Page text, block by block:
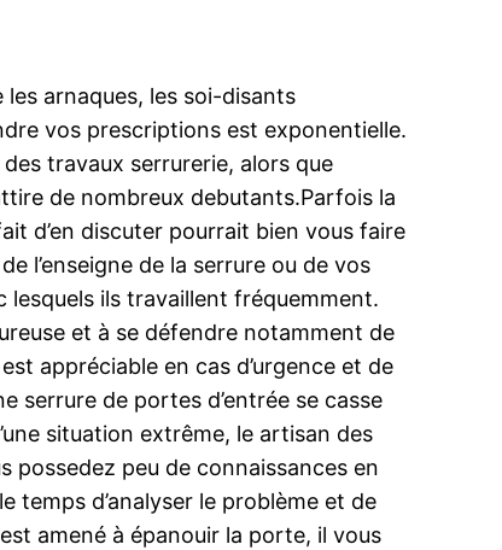
arnaques, les soi-disants
vos prescriptions est exponentielle.
travaux serrurerie, alors que
de nombreux debutants.Parfois la
d’en discuter pourrait bien vous faire
l’enseigne de la serrure ou de vos
lesquels ils travaillent fréquemment.
et à se défendre notamment de
appréciable en cas d’urgence et de
serrure de portes d’entrée se casse
situation extrême, le artisan des
possedez peu de connaissances en
d’analyser le problème et de
amené à épanouir la porte, il vous